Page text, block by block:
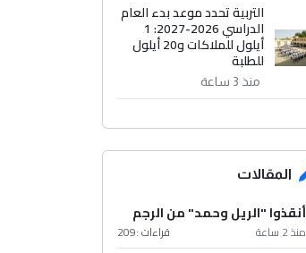
التربية تحدد موعد بدء العام
الدراسي 2026-2027: 1
أيلول للملاكات و20 أيلول
للطلبة
منذ 3 ساعة
المقالات
أنقذوا "الريل وحمد" من الرجم
منذ 2 ساعة قراءات :209